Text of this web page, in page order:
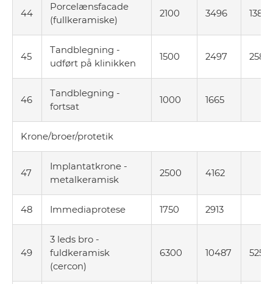
44
Porcelænsfacade
(fullkeramiske)
2100 3496 1383
45
Tandblegning -
udført på klinikken
1500 2497 2583
46
Tandblegning -
fortsat
1000 1665
Krone/broer/protetik
47
Implantatkrone -
metalkeramisk
2500 4162
48 Immediaprotese 1750 2913
49
3 leds bro -
fuldkeramisk
(cercon)
6300 10487 5256